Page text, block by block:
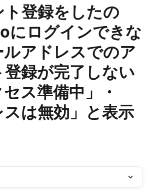
登録をしたの
にログインできな
アドレスでのア
録が完了しない
セス準備中」・
スは無効」と表示